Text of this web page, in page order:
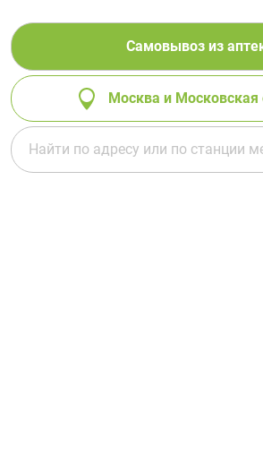
Самовывоз из
Москва и Московская